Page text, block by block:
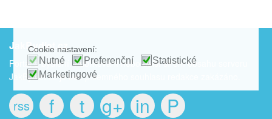
JakBydlet.cz
Portál o bydlení. Publikování nebo další šíření obsahu serveru
JakBydlet.cz je bez písemného souhlasu redakce zakázáno.
rss f t g+ in P
Cookie nastavení:
Nutné Preferenční
Statistické
Marketingové